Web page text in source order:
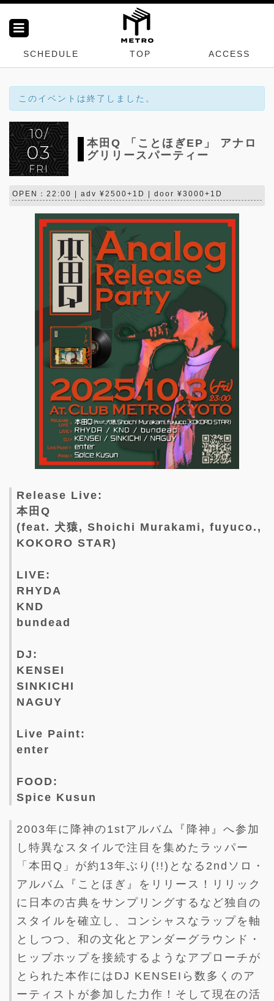
SCHEDULE TOP ACCESS
このイベントは終了しました。
10/
03
FRI
本田Q 「ことほぎEP」 アナロ
グリリースパーティー
OPEN：22:00 | adv ¥2500+1D | door ¥3000+1D
Release Live:
本田Q
(feat. 犬猿, Shoichi Murakami, fuyuco.,
KOKORO STAR)
LIVE:
RHYDA
KND
bundead
DJ:
KENSEI
SINKICHI
NAGUY
Live Paint:
enter
FOOD:
Spice Kusun
2003年に降神の1stアルバム『降神』へ参加
し特異なスタイルで注目を集めたラッパー
「本田Q」が約13年ぶり(!!)となる2ndソロ・
アルバム『ことほぎ』をリリース！リリック
に日本の古典をサンプリングするなど独自の
スタイルを確立し、コンシャスなラップを軸
としつつ、和の文化とアンダーグラウンド・
ヒップホップを接続するようなアプローチが
とられた本作にはDJ KENSEIら数多くのア
ーティストが参加した力作！そして現在の活